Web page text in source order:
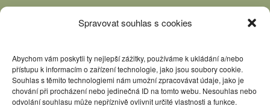
Spravovat souhlas s cookies
Abychom vám poskytli ty nejlepší zážitky, používáme k ukládání a/nebo
přístupu k informacím o zařízení technologie, jako jsou soubory cookie.
Souhlas s těmito technologiemi nám umožní zpracovávat údaje, jako je
chování při procházení nebo jedinečná ID na tomto webu. Nesouhlas nebo
odvolání souhlasu může nepříznivě ovlivnit určité vlastnosti a funkce.
Topics Freshness